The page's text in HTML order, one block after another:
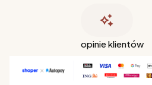
opinie klientów